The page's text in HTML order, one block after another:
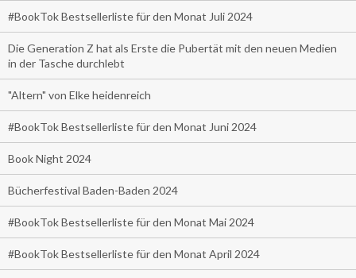
#BookTok Bestsellerliste für den Monat Juli 2024
Die Generation Z hat als Erste die Pubertät mit den neuen Medien
in der Tasche durchlebt
"Altern" von Elke heidenreich
#BookTok Bestsellerliste für den Monat Juni 2024
Book Night 2024
Bücherfestival Baden-Baden 2024
#BookTok Bestsellerliste für den Monat Mai 2024
#BookTok Bestsellerliste für den Monat April 2024